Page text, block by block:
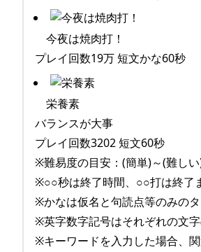
今夜は焼肉打！
プレイ回数19万 短文かな60秒
栄養素
バランスが大事
プレイ回数3202 短文60秒
※難易度の目安：(簡単)～(難し
※○○秒は終了時間、○○打は終了
※かなは仮名と句読点等のみの
※英字数字記号はそれぞれの文
※キーワードを入力した場合、